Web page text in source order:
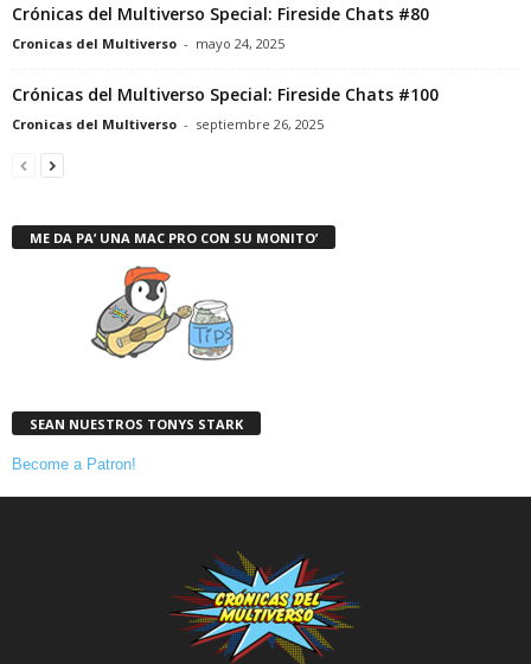
Crónicas del Multiverso Special: Fireside Chats #80
Cronicas del Multiverso - mayo 24, 2025
Crónicas del Multiverso Special: Fireside Chats #100
Cronicas del Multiverso - septiembre 26, 2025
ME DA PA’ UNA MAC PRO CON SU MONITO’
SEAN NUESTROS TONYS STARK
Become a Patron!